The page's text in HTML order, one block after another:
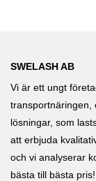
SWELASH AB
Vi är ett ungt
transportnäringen,
lösningar, som
att erbjuda
och vi analyserar
bästa till bästa pris!